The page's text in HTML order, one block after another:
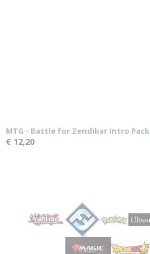
MTG - Battle for Zendikar Intro Pack
€ 12,20